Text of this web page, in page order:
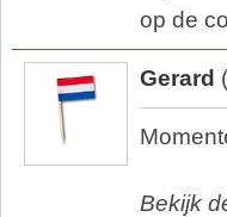
op de
Gerard (
Bekijk